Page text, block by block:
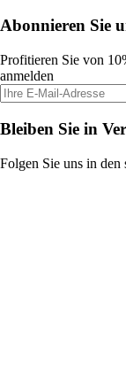
Abonnieren Sie
Profitieren Sie von
anmelden
Bleiben Sie in
Folgen Sie uns in den